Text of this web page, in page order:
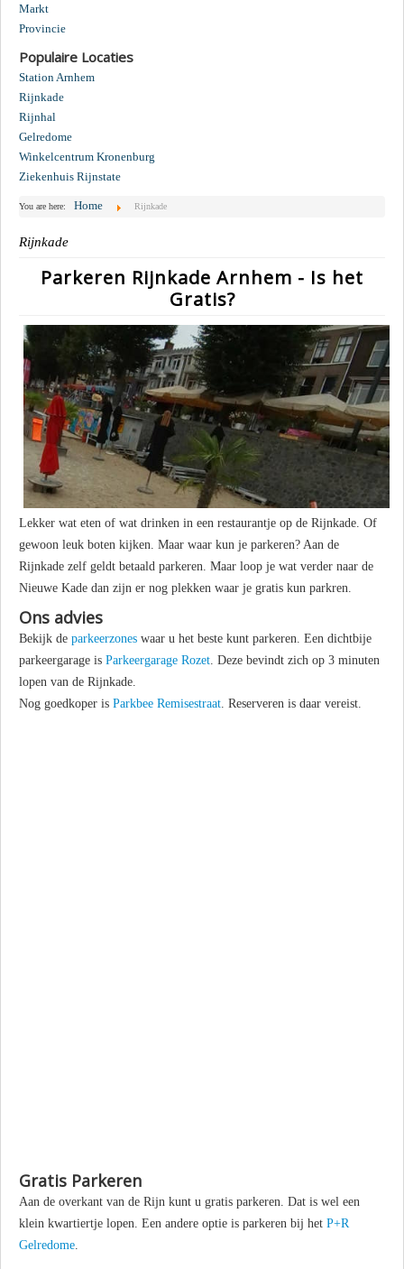
Markt
Provincie
Populaire Locaties
Station Arnhem
Rijnkade
Rijnhal
Gelredome
Winkelcentrum Kronenburg
Ziekenhuis Rijnstate
You are here: Home Rijnkade
Rijnkade
Parkeren Rijnkade Arnhem - Is het
Gratis?
Lekker wat eten of wat drinken in een restaurantje op de Rijnkade. Of
gewoon leuk boten kijken. Maar waar kun je parkeren? Aan de
Rijnkade zelf geldt betaald parkeren. Maar loop je wat verder naar de
Nieuwe Kade dan zijn er nog plekken waar je gratis kun parkren.
Ons advies
Bekijk de parkeerzones waar u het beste kunt parkeren. Een dichtbije
parkeergarage is Parkeergarage Rozet . Deze bevindt zich op 3 minuten
lopen van de Rijnkade.
Nog goedkoper is Parkbee Remisestraat . Reserveren is daar vereist.
Gratis Parkeren
Aan de overkant van de Rijn kunt u gratis parkeren. Dat is wel een
klein kwartiertje lopen. Een andere optie is parkeren bij het P+R
Gelredome